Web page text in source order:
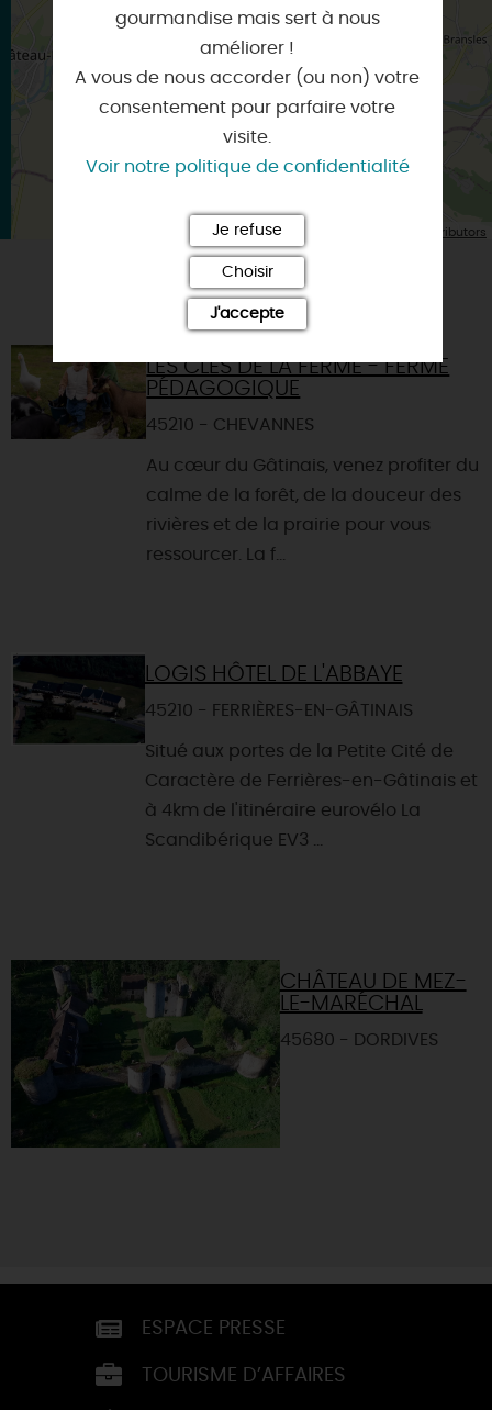
Itinéraire vers
DORDIVES
Leaflet| Map data © OpenStreetMap contributors
VOUS AIMEREZ AUSSI
LES CLÉS DE LA FERME - FERME
PÉDAGOGIQUE
45210 - CHEVANNES
Au cœur du Gâtinais, venez profiter du
calme de la forêt, de la douceur des
rivières et de la prairie pour vous
ressourcer. La f...
LOGIS HÔTEL DE L'ABBAYE
45210 - FERRIÈRES-EN-GÂTINAIS
Situé aux portes de la Petite Cité de
Caractère de Ferrières-en-Gâtinais et
à 4km de l'itinéraire eurovélo La
Scandibérique EV3 ...
CHÂTEAU DE MEZ-
LE-MARÉCHAL
45680 - DORDIVES
ESPACE PRESSE
TOURISME D’AFFAIRES
gourmandise mais sert à nous
améliorer !
A vous de nous accorder (ou non) votre
consentement pour parfaire votre
visite.
Voir notre politique de confidentialité
Je refuse
Choisir
J'accepte